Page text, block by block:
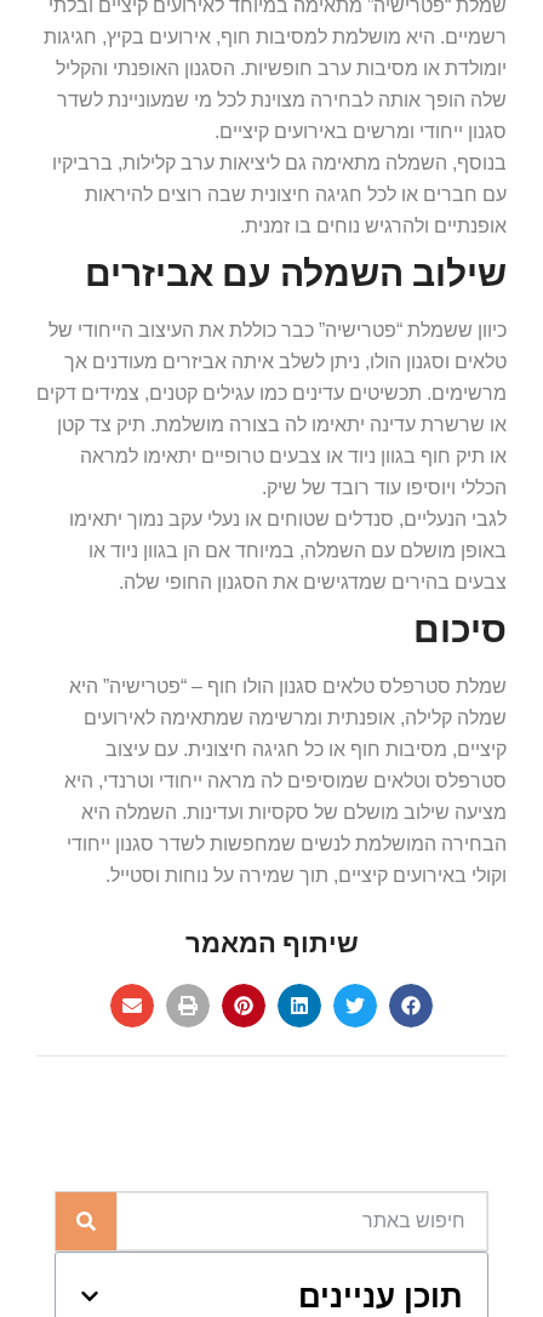
שמלת “פטרישיה” מתאימה במיוחד לאירועים קיציים ובלתי
רשמיים. היא מושלמת למסיבות חוף, אירועים בקיץ, חגיגות
יומולדת או מסיבות ערב חופשיות. הסגנון האופנתי והקליל
שלה הופך אותה לבחירה מצוינת לכל מי שמעוניינת לשדר
סגנון ייחודי ומרשים באירועים קיציים.
בנוסף, השמלה מתאימה גם ליציאות ערב קלילות, ברביקיו
עם חברים או לכל חגיגה חיצונית שבה רוצים להיראות
אופנתיים ולהרגיש נוחים בו זמנית.
שילוב השמלה עם אביזרים
כיוון ששמלת “פטרישיה” כבר כוללת את העיצוב הייחודי של
טלאים וסגנון הולו, ניתן לשלב איתה אביזרים מעודנים אך
מרשימים. תכשיטים עדינים כמו עגילים קטנים, צמידים דקים
או שרשרת עדינה יתאימו לה בצורה מושלמת. תיק צד קטן
או תיק חוף בגוון ניוד או צבעים טרופיים יתאימו למראה
הכללי ויוסיפו עוד רובד של שיק.
לגבי הנעליים, סנדלים שטוחים או נעלי עקב נמוך יתאימו
באופן מושלם עם השמלה, במיוחד אם הן בגוון ניוד או
צבעים בהירים שמדגישים את הסגנון החופי שלה.
סיכום
שמלת סטרפלס טלאים סגנון הולו חוף – “פטרישיה” היא
שמלה קלילה, אופנתית ומרשימה שמתאימה לאירועים
קיציים, מסיבות חוף או כל חגיגה חיצונית. עם עיצוב
סטרפלס וטלאים שמוסיפים לה מראה ייחודי וטרנדי, היא
מציעה שילוב מושלם של סקסיות ועדינות. השמלה היא
הבחירה המושלמת לנשים שמחפשות לשדר סגנון ייחודי
וקולי באירועים קיציים, תוך שמירה על נוחות וסטייל.
שיתוף המאמר
תוכן עניינים